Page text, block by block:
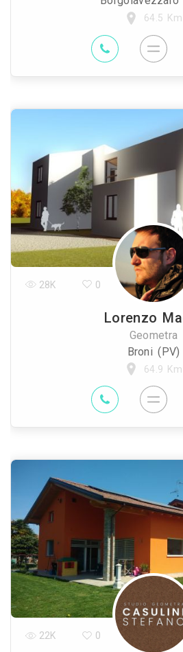
64.5 Km
Lorenzo
Geometra
Broni (PV)
64.9 Km
28K 0
22K 0